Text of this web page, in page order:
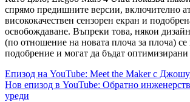
спрямо предишните версии, включително
висококачествен сензорен екран и
освобождаване. Въпреки това, някои
(по отношение на новата плоча за плоча) се
подобрение и могат да бъдат
Епизод на YouTube: Meet the Maker с
Нов епизод в YouTube: Обратно
уреди